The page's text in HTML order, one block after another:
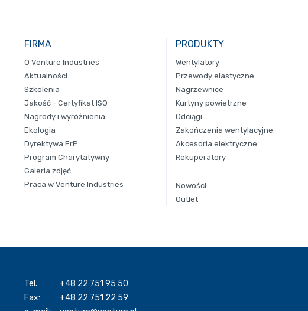
FIRMA
O Venture Industries
Aktualności
Szkolenia
Jakość - Certyfikat ISO
Nagrody i wyróżnienia
Ekologia
Dyrektywa ErP
Program Charytatywny
Galeria zdjęć
Praca w Venture Industries
PRODUKTY
Wentylatory
Przewody elastyczne
Nagrzewnice
Kurtyny powietrzne
Odciągi
Zakończenia wentylacyjne
Akcesoria elektryczne
Rekuperatory
Nowości
Outlet
Tel.
+48 22 751 95 50
Fax:
+48 22 751 22 59